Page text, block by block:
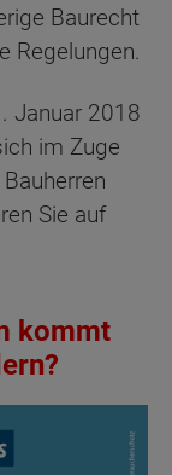
Baurecht
Regelungen.
Januar 2018
im Zuge
Sie auf
kommt